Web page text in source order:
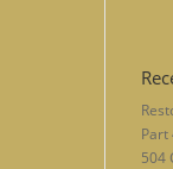
Part
504